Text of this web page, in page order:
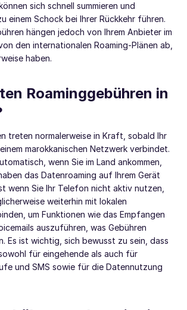
sich schnell summieren und
einem Schock bei Ihrer Rückkehr führen.
hängen jedoch von Ihrem Anbieter im
den internationalen Roaming-Plänen ab,
haben.
Roaminggebühren in
treten normalerweise in Kraft, sobald Ihr
marokkanischen Netzwerk verbindet.
wenn Sie im Land ankommen,
das Datenroaming auf Ihrem Gerät
wenn Sie Ihr Telefon nicht aktiv nutzen,
weiterhin mit lokalen
um Funktionen wie das Empfangen
auszuführen, was Gebühren
Es ist wichtig, sich bewusst zu sein, dass
für eingehende als auch für
und SMS sowie für die Datennutzung